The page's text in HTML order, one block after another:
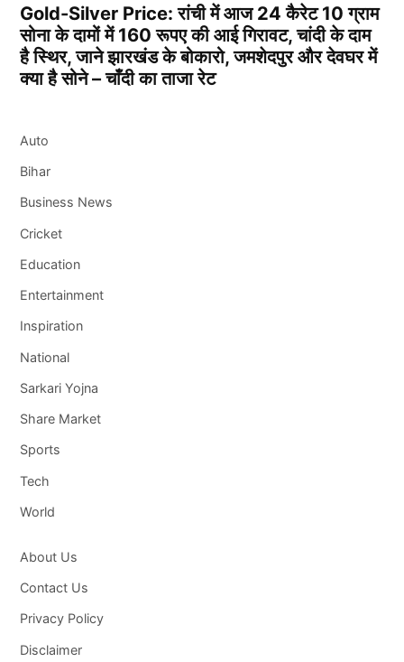
Gold-Silver Price: रांची में आज 24 कैरेट 10 ग्राम
सोना के दामों में 160 रूपए की आई गिरावट, चांदी के दाम
है स्थिर, जाने झारखंड के बोकारो, जमशेदपुर और देवघर में
क्या है सोने – चाँदी का ताजा रेट
Auto
Bihar
Business News
Cricket
Education
Entertainment
Inspiration
National
Sarkari Yojna
Share Market
Sports
Tech
World
About Us
Contact Us
Privacy Policy
Disclaimer